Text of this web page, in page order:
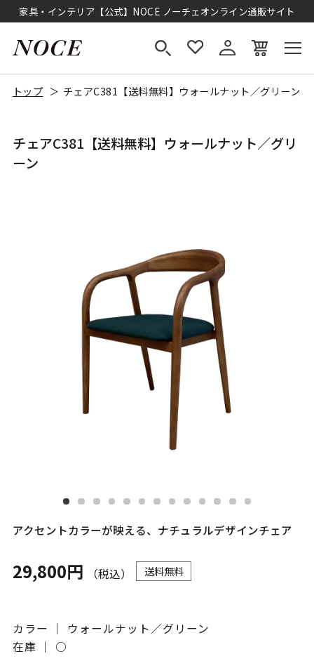
家具・インテリア【公式】NOCE ノーチェオンライン通販サイト
トップ チェアC381【送料無料】ウォールナット／グリーン
チェアC381【送料無料】ウォールナット／グリ
ーン
アクセントカラーが映える、ナチュラルデザインチェア
29,800円 （税込） 送料無料
カラー ｜ ウォールナット／グリーン
在庫 ｜ ○